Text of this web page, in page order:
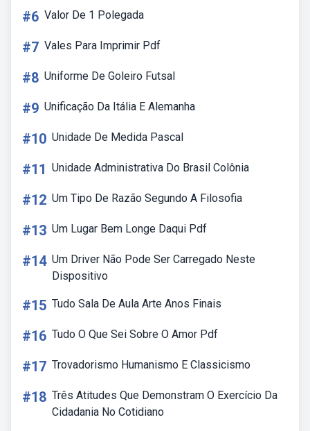
#6 Valor De 1 Polegada
#7 Vales Para Imprimir Pdf
#8 Uniforme De Goleiro Futsal
#9 Unificação Da Itália E Alemanha
#10 Unidade De Medida Pascal
#11 Unidade Administrativa Do Brasil Colônia
#12 Um Tipo De Razão Segundo A Filosofia
#13 Um Lugar Bem Longe Daqui Pdf
#14 Um Driver Não Pode Ser Carregado Neste
Dispositivo
#15 Tudo Sala De Aula Arte Anos Finais
#16 Tudo O Que Sei Sobre O Amor Pdf
#17 Trovadorismo Humanismo E Classicismo
#18 Três Atitudes Que Demonstram O Exercício Da
Cidadania No Cotidiano